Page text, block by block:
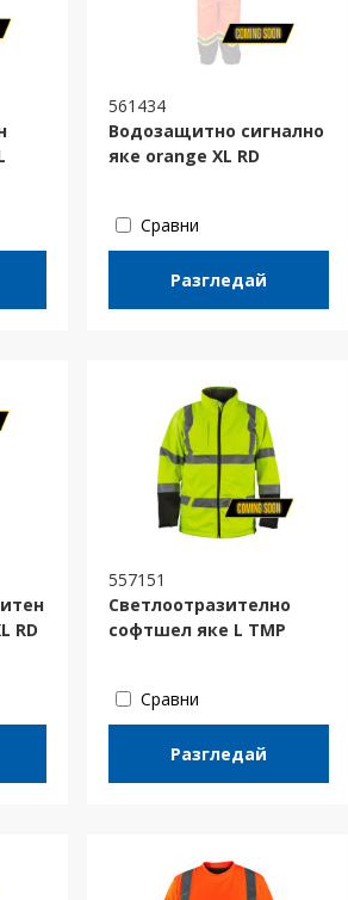
561434
Водозащитно сигнално
яке orange XL RD
Сравни
Разгледай
RD
557151
Светлоотразително
софтшел яке L TMP
Сравни
Разгледай